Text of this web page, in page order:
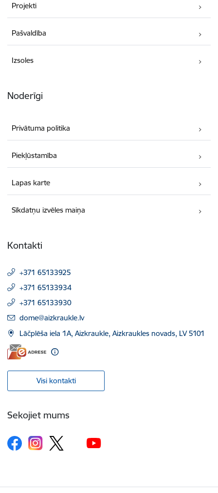
Projekti
Pašvaldība
Izsoles
Noderīgi
Privātuma politika
Piekļūstamība
Lapas karte
Sīkdatņu izvēles maiņa
Kontakti
+371 65133925
+371 65133934
+371 65133930
E-pasts:
dome@aizkraukle.lv
Lāčplēša iela 1A, Aizkraukle, Aizkraukles novads, LV 5101
Visi kontakti
Sekojiet mums